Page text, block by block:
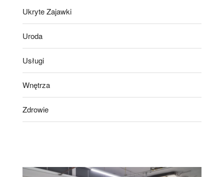
Ukryte Zajawki
Uroda
Usługi
Wnętrza
Zdrowie